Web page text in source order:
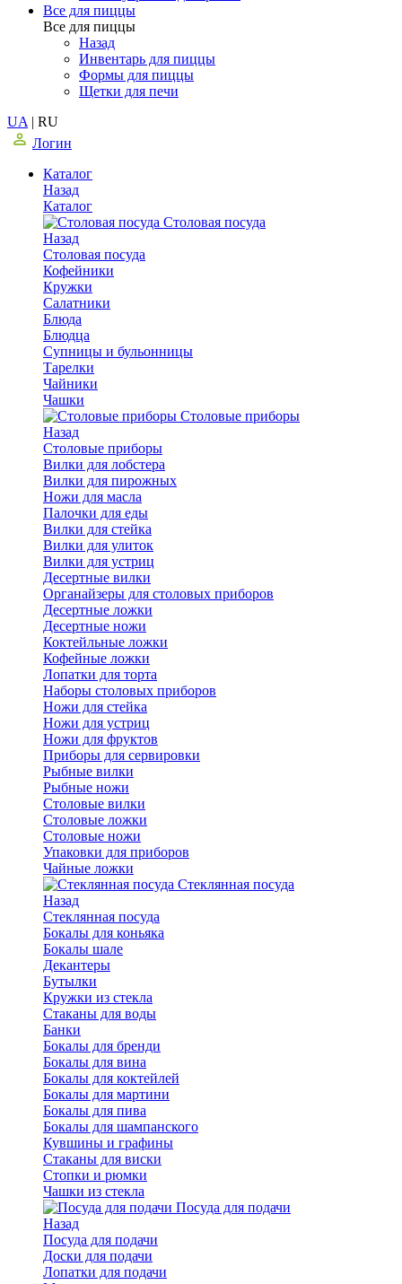
Все для пиццы
Все для пиццы
Назад
Инвентарь для пиццы
Формы для пиццы
Щетки для печи
UA | RU
Логин
Каталог
Назад
Каталог
Столовая посуда
Назад
Столовая посуда
Кофейники
Кружки
Салатники
Блюда
Блюдца
Супницы и бульонницы
Тарелки
Чайники
Чашки
Cтоловые приборы
Назад
Cтоловые приборы
Вилки для лобстера
Вилки для пирожных
Ножи для масла
Палочки для еды
Вилки для стейка
Вилки для улиток
Вилки для устриц
Десертные вилки
Органайзеры для столовых приборов
Десертные ложки
Десертные ножи
Коктейльные ложки
Кофейные ложки
Лопатки для торта
Наборы столовых приборов
Ножи для стейка
Ножи для устриц
Ножи для фруктов
Приборы для сервировки
Рыбные вилки
Рыбные ножи
Столовые вилки
Столовые ложки
Столовые ножи
Упаковки для приборов
Чайные ложки
Стеклянная посуда
Назад
Стеклянная посуда
Бокалы для коньяка
Бокалы шале
Декантеры
Бутылки
Кружки из стекла
Стаканы для воды
Банки
Бокалы для бренди
Бокалы для вина
Бокалы для коктейлей
Бокалы для мартини
Бокалы для пива
Бокалы для шампанского
Кувшины и графины
Стаканы для виски
Стопки и рюмки
Чашки из стекла
Посуда для подачи
Назад
Посуда для подачи
Доски для подачи
Лопатки для подачи